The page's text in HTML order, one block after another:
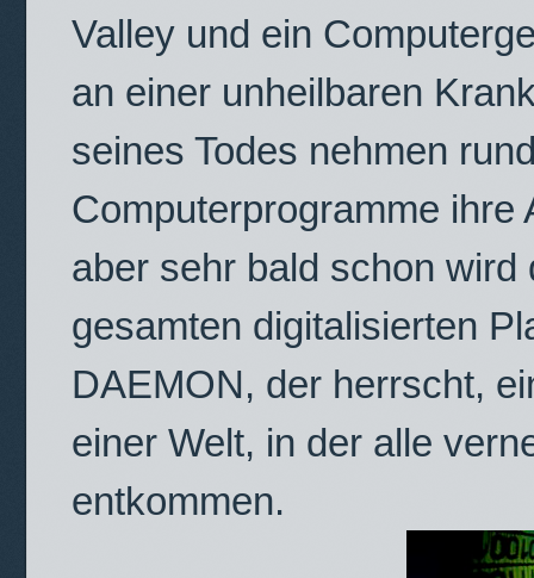
Valley und ein
an einer unheilbaren
seines Todes nehmen
Computerprogramme
aber sehr bald schon
gesamten ­digitalisierten
DAEMON, der herrscht,
einer Welt, in der alle
entkommen.